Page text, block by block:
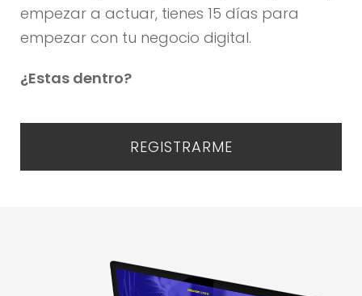
empezar a actuar, tienes 15 días para
empezar con tu negocio digital.
¿Estas dentro?
REGISTRARME